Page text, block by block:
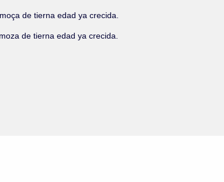
de tierna edad ya crecida.
de tierna edad ya crecida.